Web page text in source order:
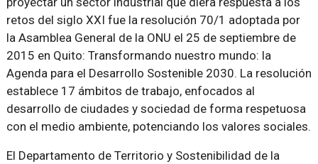
retos del siglo XXI fue la resolución 70/1 adoptada por
la Asamblea General de la ONU el 25 de septiembre de
2015 en Quito: Transformando nuestro mundo: la
Agenda para el Desarrollo Sostenible 2030. La resolución
establece 17 ámbitos de trabajo, enfocados al
desarrollo de ciudades y sociedad de forma respetuosa
con el medio ambiente, potenciando los valores sociales.
El Departamento de Territorio y Sostenibilidad de la